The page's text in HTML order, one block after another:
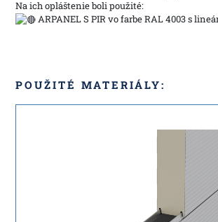
Na ich opláštenie boli použité:
ARPANEL S PIR vo farbe RAL 4003 s
POUŽITÉ MATERIÁLY: